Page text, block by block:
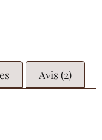
Avis (2)